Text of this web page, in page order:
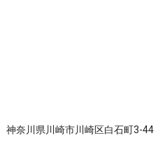
神奈川県川崎市川崎区白石町3-44